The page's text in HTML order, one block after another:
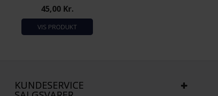
45,00 Kr.
VIS PRODUKT
KUNDESERVICE